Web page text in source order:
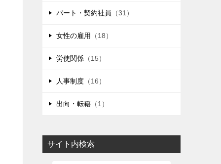
パート・契約社員 （31）
女性の雇用 （18）
労使関係 （15）
人事制度 （16）
出向・転籍 （1）
サイト内検索